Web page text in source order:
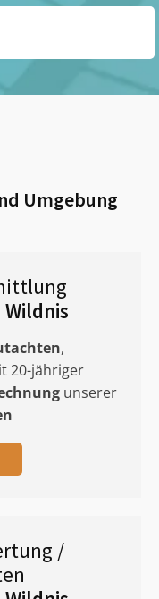
Umgebung
,
20-jähriger
unserer
/